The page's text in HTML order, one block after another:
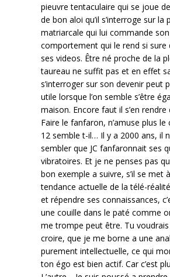
pieuvre tentaculaire qui se joue
de bon aloi qu’il s’interroge sur la
matriarcale qui lui commande son
comportement qui le rend si sure
ses videos. Être né proche de la
taureau ne suffit pas et en effet
s’interroger sur son devenir peut
utile lorsque l’on semble s’être
maison. Encore faut il s’en
Faire le fanfaron, n’amuse plus le
12 semble t-il… Il y a 2000 ans, il
sembler que JC fanfaronnait ses
vibratoires. Et je ne penses pas
bon exemple a suivre, s’il se met
tendance actuelle de la télé-
et répendre ses connaissances,
une couille dans le paté comme
me trompe peut être. Tu
croire, que je me borne a une
purement intellectuelle, ce qui
ton égo est bien actif. Car c’est